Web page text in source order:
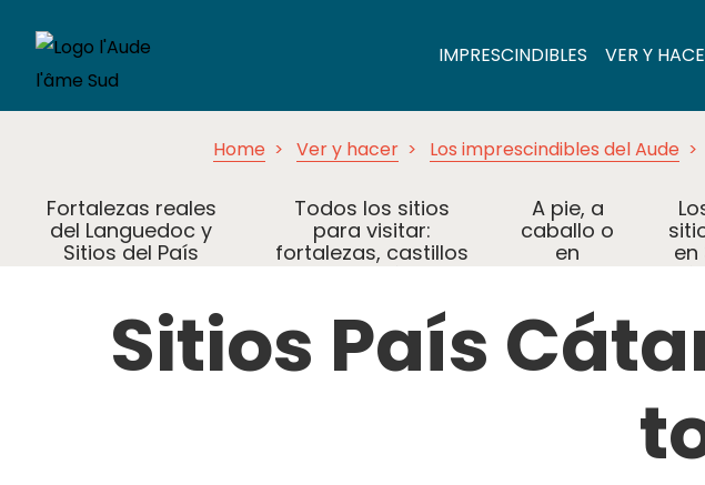
IMPRESCINDIBLES VER Y
Home Ver y hacer Los imprescindibles del Aude
Fortalezas reales
del Languedoc y
Sitios del País
Todos los sitios
para visitar:
fortalezas, castillos
y abadías
A pie, a
caballo o
en
en
días
Sitios País